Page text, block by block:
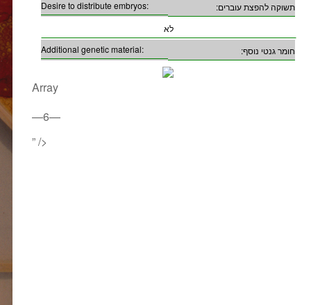
Desire to distribute embryos:
תשוקה להפצת עוברים:
לא
Additional genetic material:
חומר גנטי נוסף:
Array
—6—
” />